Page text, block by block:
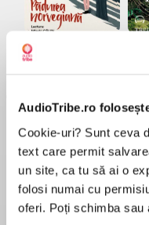
AudioTribe.ro
Cookie-uri? Sunt ceva
text care permit
un site, ca tu să ai o
folosi numai cu
oferi. Poți schimba sau
Pădurea norvegiană
Elita de Argint (Elita
de...
Dani Francis